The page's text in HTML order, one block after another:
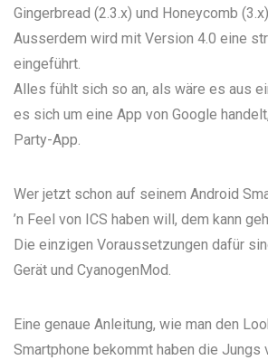
Gingerbread (2.3.x) und Honeycomb
Ausserdem wird mit Version 4.0 eine
eingeführt.
Alles fühlt sich so an, als wäre es aus
es sich um eine App von Google
Party-App.
Wer jetzt schon auf seinem Android
’n Feel von ICS haben will, dem kann
Die einzigen Voraussetzungen dafür
Gerät und CyanogenMod.
Eine genaue Anleitung, wie man den
Smartphone bekommt haben die Jungs